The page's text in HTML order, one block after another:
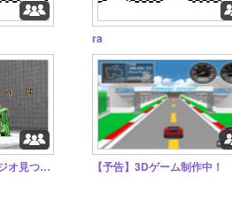
ra
よっしゃー！このスタジオ見つけたら何でも入れろ～～～！！! 【予告】3Dゲーム制作中！